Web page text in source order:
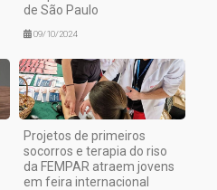
de São Paulo
09/10/2024
Projetos de primeiros
socorros e terapia do riso
da FEMPAR atraem jovens
em feira internacional